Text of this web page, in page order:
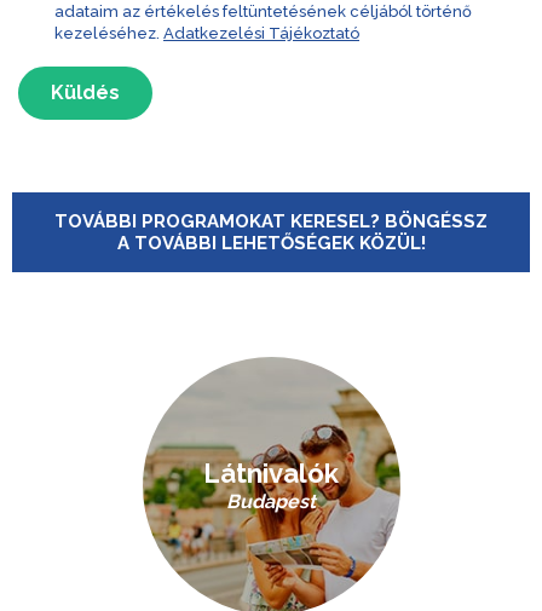
adataim az értékelés feltüntetésének céljából történő
kezeléséhez. Adatkezelési Tájékoztató
Küldés
TOVÁBBI PROGRAMOKAT KERESEL? BÖNGÉSSZ
A TOVÁBBI LEHETŐSÉGEK KÖZÜL!
Látnivalók
Budapest